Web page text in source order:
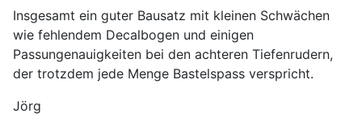
Insgesamt ein guter Bausatz mit kleinen Schwächen
wie fehlendem Decalbogen und einigen
Passungenauigkeiten bei den achteren Tiefenrudern,
der trotzdem jede Menge Bastelspass verspricht.
Jörg